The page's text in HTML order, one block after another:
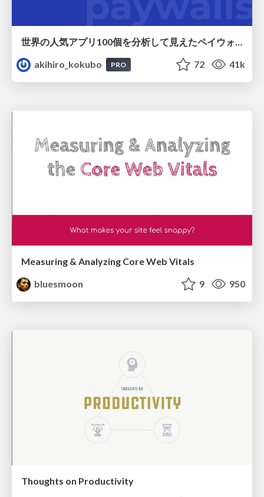
akihiro_kokubo
PRO 72 41k
Measuring & Analyzing Core Web Vitals
bluesmoon
9 950
Thoughts on Productivity